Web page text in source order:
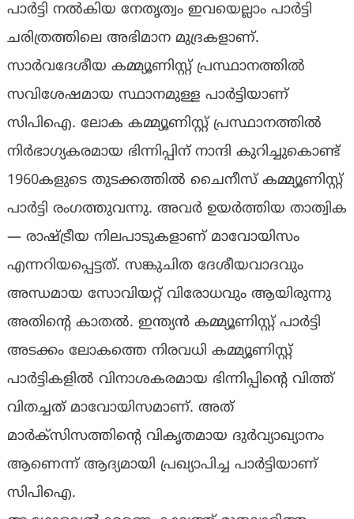
പാർട്ടി നൽകിയ നേതൃത്വം ഇവയെല്ലാം പാർട്ടി
ചരിത്രത്തിലെ അഭിമാന മുദ്രകളാണ്.
സാർവദേശീയ കമ്മ്യൂണിസ്റ്റ് പ്രസ്ഥാനത്തിൽ
സവിശേഷമായ സ്ഥാനമുള്ള പാർട്ടിയാണ്
സിപിഐ. ലോക കമ്മ്യൂണിസ്റ്റ് പ്രസ്ഥാനത്തിൽ
നിർഭാഗ്യകരമായ ഭിന്നിപ്പിന് നാന്ദി കുറിച്ചുകൊണ്ട്
1960കളുടെ തുടക്കത്തിൽ ചൈനീസ് കമ്മ്യൂണിസ്റ്റ്
പാർട്ടി രംഗത്തുവന്നു. അവർ ഉയർത്തിയ താത്വിക
— രാഷ്ട്രീയ നിലപാടുകളാണ് മാവോയിസം
എന്നറിയപ്പെട്ടത്. സങ്കുചിത ദേശീയവാദവും
അന്ധമായ സോവിയറ്റ് വിരോധവും ആയിരുന്നു
അതിന്റെ കാതൽ. ഇന്ത്യൻ കമ്മ്യൂണിസ്റ്റ് പാർട്ടി
അടക്കം ലോകത്തെ നിരവധി കമ്മ്യൂണിസ്റ്റ്
പാർട്ടികളിൽ വിനാശകരമായ ഭിന്നിപ്പിന്റെ വിത്ത്
വിതച്ചത് മാവോയിസമാണ്. അത്
മാർക്സിസത്തിന്റെ വികൃതമായ ദുർവ്യാഖ്യാനം
ആണെന്ന് ആദ്യമായി പ്രഖ്യാപിച്ച പാർട്ടിയാണ്
സിപിഐ.